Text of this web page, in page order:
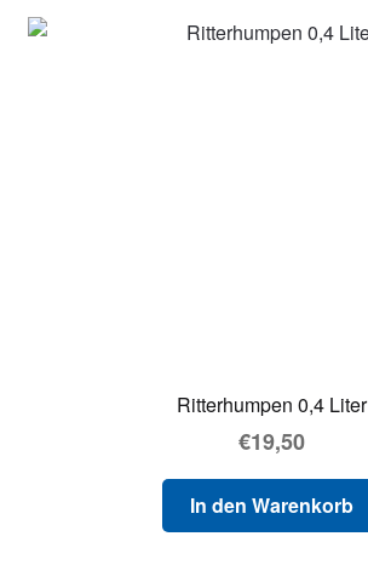
Ritterhumpen 0,4 Liter
€19,50
In den Warenkorb